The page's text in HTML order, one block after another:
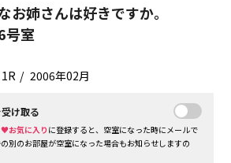
お姉さんは好きですか。
号室
1R 2006年02月
け取る
♥お気に入り に登録すると、空室になった時にメールで
別のお部屋が空室になった場合もお知らせしますの